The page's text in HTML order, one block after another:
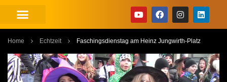
Home Echtzeit Faschingsdienstag am Heinz Jungwirth-Platz